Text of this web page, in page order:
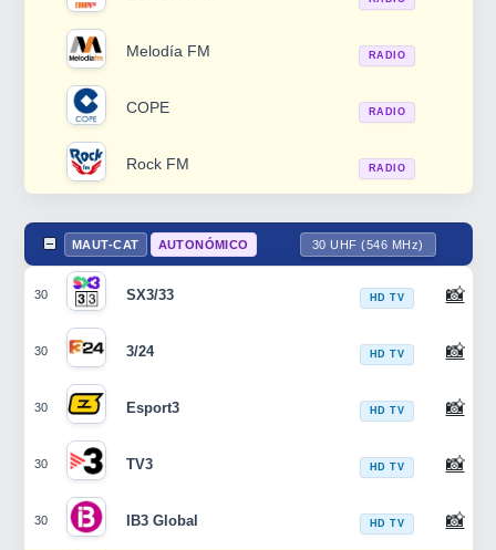
Melodía FM RADIO
COPE RADIO
Rock FM RADIO
MAUT-CAT AUTONÓMICO 30 UHF (546 MHz)
30 SX3/33 HD TV 📸
30 3/24 HD TV 📸
30 Esport3 HD TV 📸
30 TV3 HD TV 📸
30 IB3 Global HD TV 📸